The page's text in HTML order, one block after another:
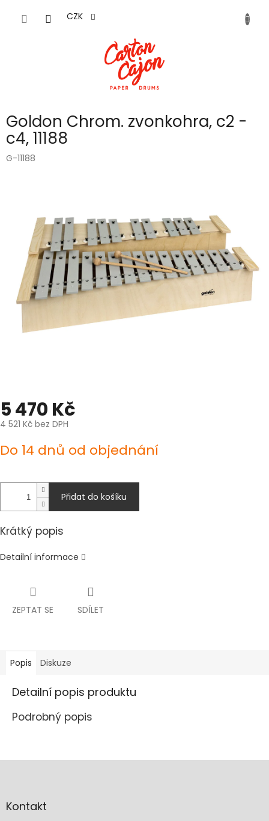
CZK
Goldon Chrom. zvonkohra, c2 -
c4, 11188
G-11188
5 470 Kč
4 521 Kč bez DPH
cena:
Do 14 dnů od objednání
Přidat do košíku
Krátký popis
Detailní informace
ZEPTAT SE SDÍLET
Popis Diskuze
Detailní popis produktu
Podrobný popis
aKontakt